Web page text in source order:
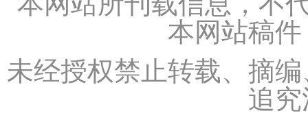
本网站稿
未经授权禁止转载、摘
追